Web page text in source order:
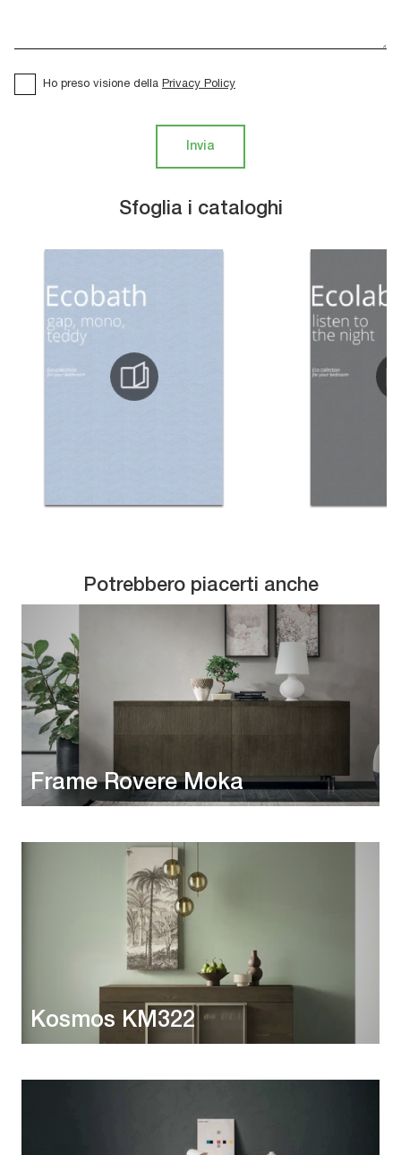
Sfoglia i cataloghi
Ho preso visione della Privacy Policy
Invia
Potrebbero piacerti anche
Frame Rovere Moka
Kosmos KM322